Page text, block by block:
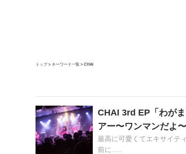
トップ キーワード一覧 CHAI
CHAI 3rd EP「わが
アー〜ワンマンだよ
最高に可愛くてエキサイテ
前に.....